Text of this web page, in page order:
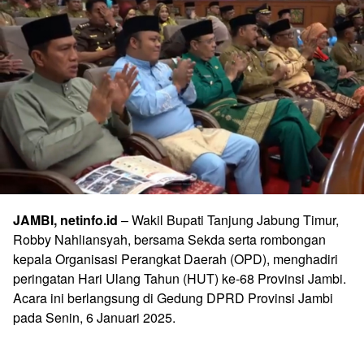
JAMBI, netinfo.id – Wakil Bupati Tanjung Jabung Timur,
Robby Nahliansyah, bersama Sekda serta rombongan
kepala Organisasi Perangkat Daerah (OPD), menghadiri
peringatan Hari Ulang Tahun (HUT) ke-68 Provinsi Jambi.
Acara ini berlangsung di Gedung DPRD Provinsi Jambi
pada Senin, 6 Januari 2025.